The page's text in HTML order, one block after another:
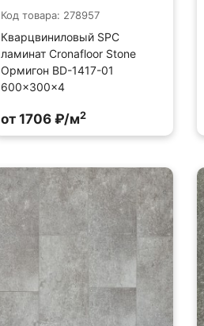
Код товара: 278957
Кварцвиниловый SPC
ламинат Cronafloor Stone
Ормигон BD-1417-01
600×300×4
от 1706 ₽/м2